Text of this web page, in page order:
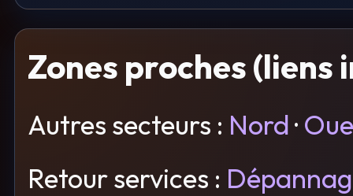
Zones proches (liens
Autres secteurs : Nord·
Retour services :